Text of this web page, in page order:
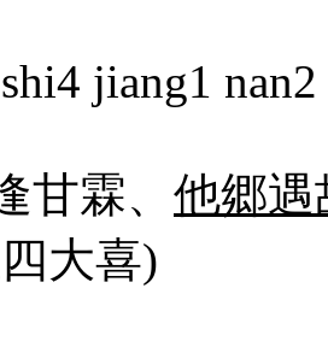
jiang1
霖、 他郷遇
大喜)